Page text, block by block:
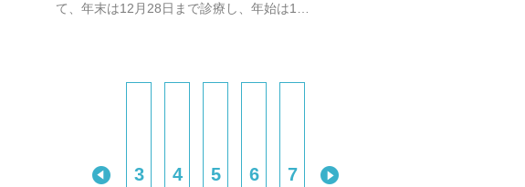
て、年末は12月28日まで診療し、年始は1…
3 4 5 6 7